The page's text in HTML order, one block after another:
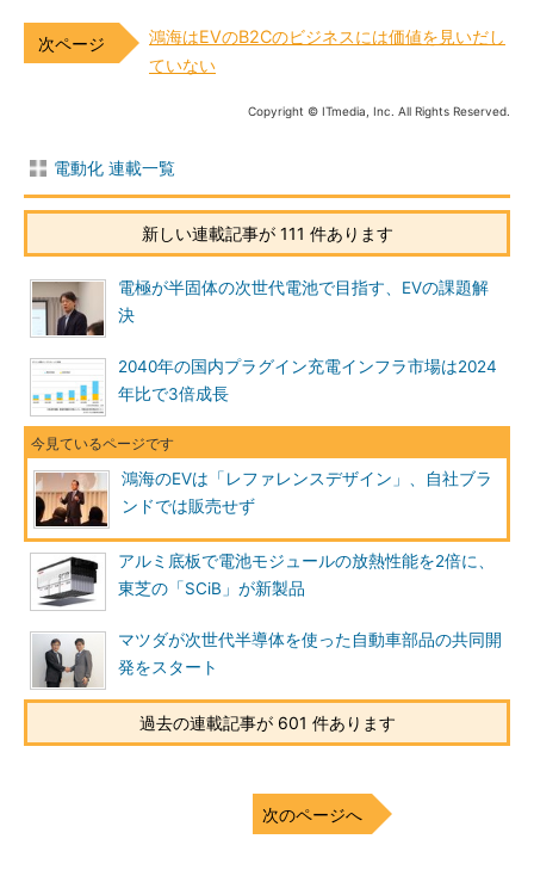
鴻海はEVのB2Cのビジネスには価値を見いだし
ていない
Copyright © ITmedia, Inc. All Rights Reserved.
電動化 連載一覧
新しい連載記事が 111 件あります
電極が半固体の次世代電池で目指す、EVの課題解
決
2040年の国内プラグイン充電インフラ市場は2024
年比で3倍成長
鴻海のEVは「レファレンスデザイン」、自社ブラ
ンドでは販売せず
アルミ底板で電池モジュールの放熱性能を2倍に、
東芝の「SCiB」が新製品
マツダが次世代半導体を使った自動車部品の共同開
発をスタート
過去の連載記事が 601 件あります
次のページへ